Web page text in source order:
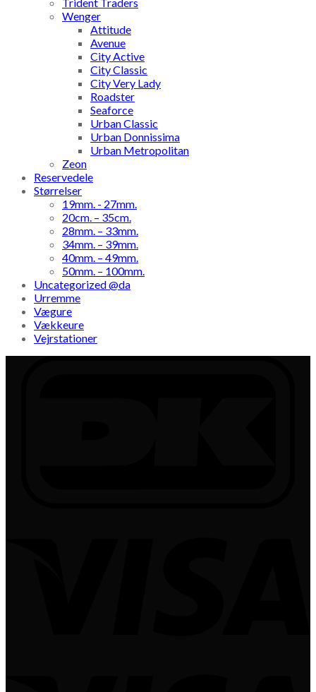
Wenger
Attitude
Avenue
City Active
City Classic
City Very Lady
Roadster
Seaforce
Urban Classic
Urban Donnissima
Urban Metropolitan
Zeon
Reservedele
Størrelser
19mm. - 27mm.
20cm. – 35cm.
28mm. – 33mm.
34mm. – 39mm.
40mm. – 49mm.
50mm. – 100mm.
Uncategorized @da
Urremme
Vægure
Vækkeure
Vejrstationer